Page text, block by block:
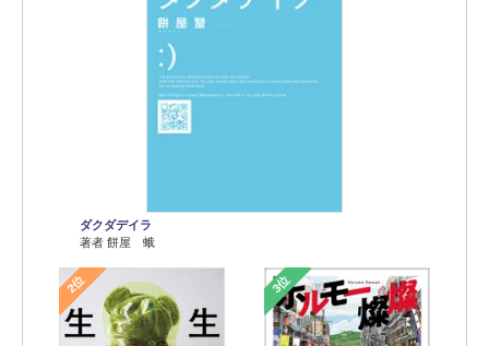
ダクダデイラ
著者 餅屋 蛾
2位 3位